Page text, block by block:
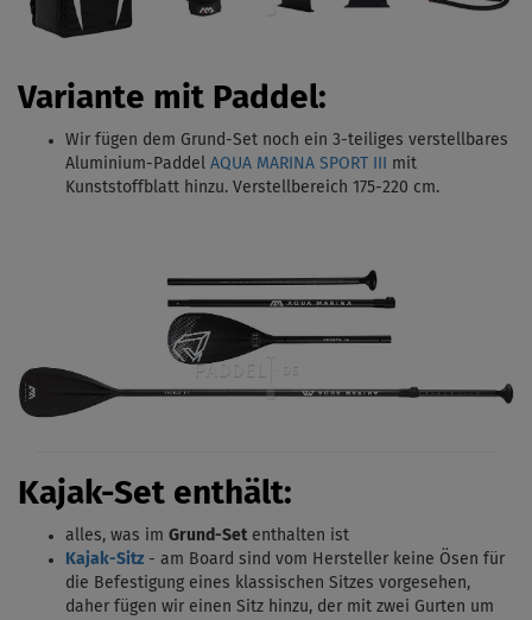
Variante mit Paddel:
Wir fügen dem Grund-Set noch ein 3-teiliges verstellbares
Aluminium-Paddel AQUA MARINA SPORT III
mit
Kunststoffblatt hinzu. Verstellbereich 175-220 cm.
Kajak-Set enthält:
alles, was im Grund-Set enthalten ist
Kajak-Sitz - am Board sind vom Hersteller keine Ösen für
die Befestigung eines klassischen Sitzes vorgesehen,
daher fügen wir einen Sitz hinzu, der mit zwei Gurten um